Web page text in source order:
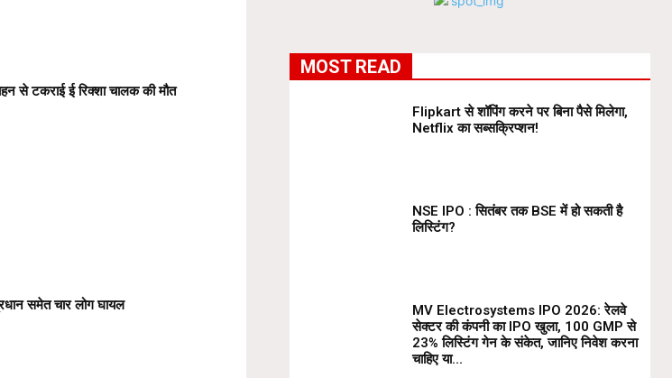
से टकराई ई रिक्शा चालक की मौत
समेत चार लोग घायल
MOST READ
Flipkart से शॉपिंग करने पर बिना पैसे मिलेगा,
Netflix का सब्सक्रिप्शन!
NSE IPO : सितंबर तक BSE में हो सकती है
लिस्टिंग?
MV Electrosystems IPO 2026: रेलवे
सेक्टर की कंपनी का IPO खुला, ₹100 GMP से
23% लिस्टिंग गेन के संकेत, जानिए निवेश करना
चाहिए या...